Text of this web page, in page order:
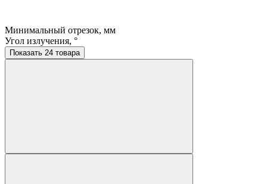
Минимальный отрезок, мм
Угол излучения, °
Показать 24 товара